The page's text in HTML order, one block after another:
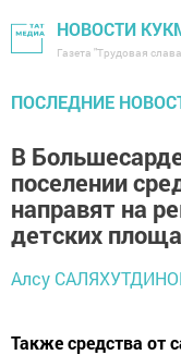
НОВОСТИ
Газета "Трудовая
ПОСЛЕДНИЕ
В
поселении
направят на
детских
Алсу
Также средства от